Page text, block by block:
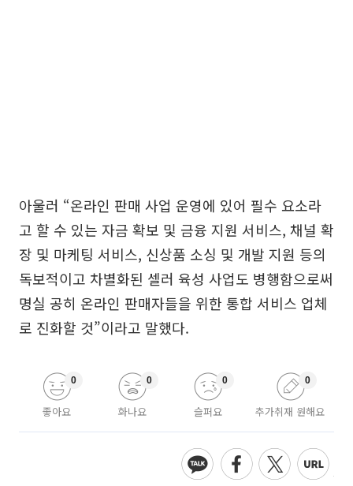
아울러 “온라인 판매 사업 운영에 있어 필수 요소라
고 할 수 있는 자금 확보 및 금융 지원 서비스, 채널 확
장 및 마케팅 서비스, 신상품 소싱 및 개발 지원 등의
독보적이고 차별화된 셀러 육성 사업도 병행함으로써
명실 공히 온라인 판매자들을 위한 통합 서비스 업체
로 진화할 것”이라고 말했다.
좋아요
0
화나요
0
슬퍼요
0
추가취재 원해요
0